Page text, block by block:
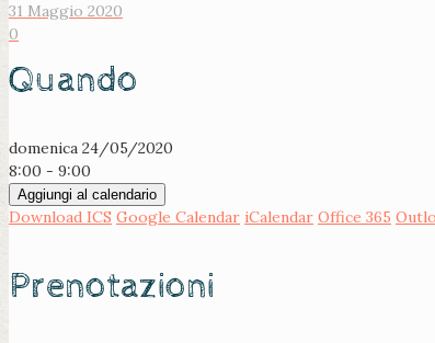
31 Maggio 2020
0
Quando
domenica 24/05/2020
8:00 - 9:00
Aggiungi al calendario
Download ICS Google Calendar iCalendar Office 365
Prenotazioni